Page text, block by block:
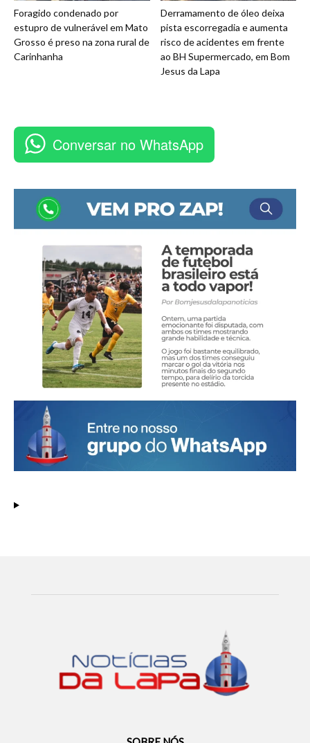
Foragido condenado por
estupro de vulnerável em Mato
Grosso é preso na zona rural de
Carinhanha
Derramamento de óleo deixa
pista escorregadia e aumenta
risco de acidentes em frente
ao BH Supermercado, em Bom
Jesus da Lapa
Conversar no WhatsApp